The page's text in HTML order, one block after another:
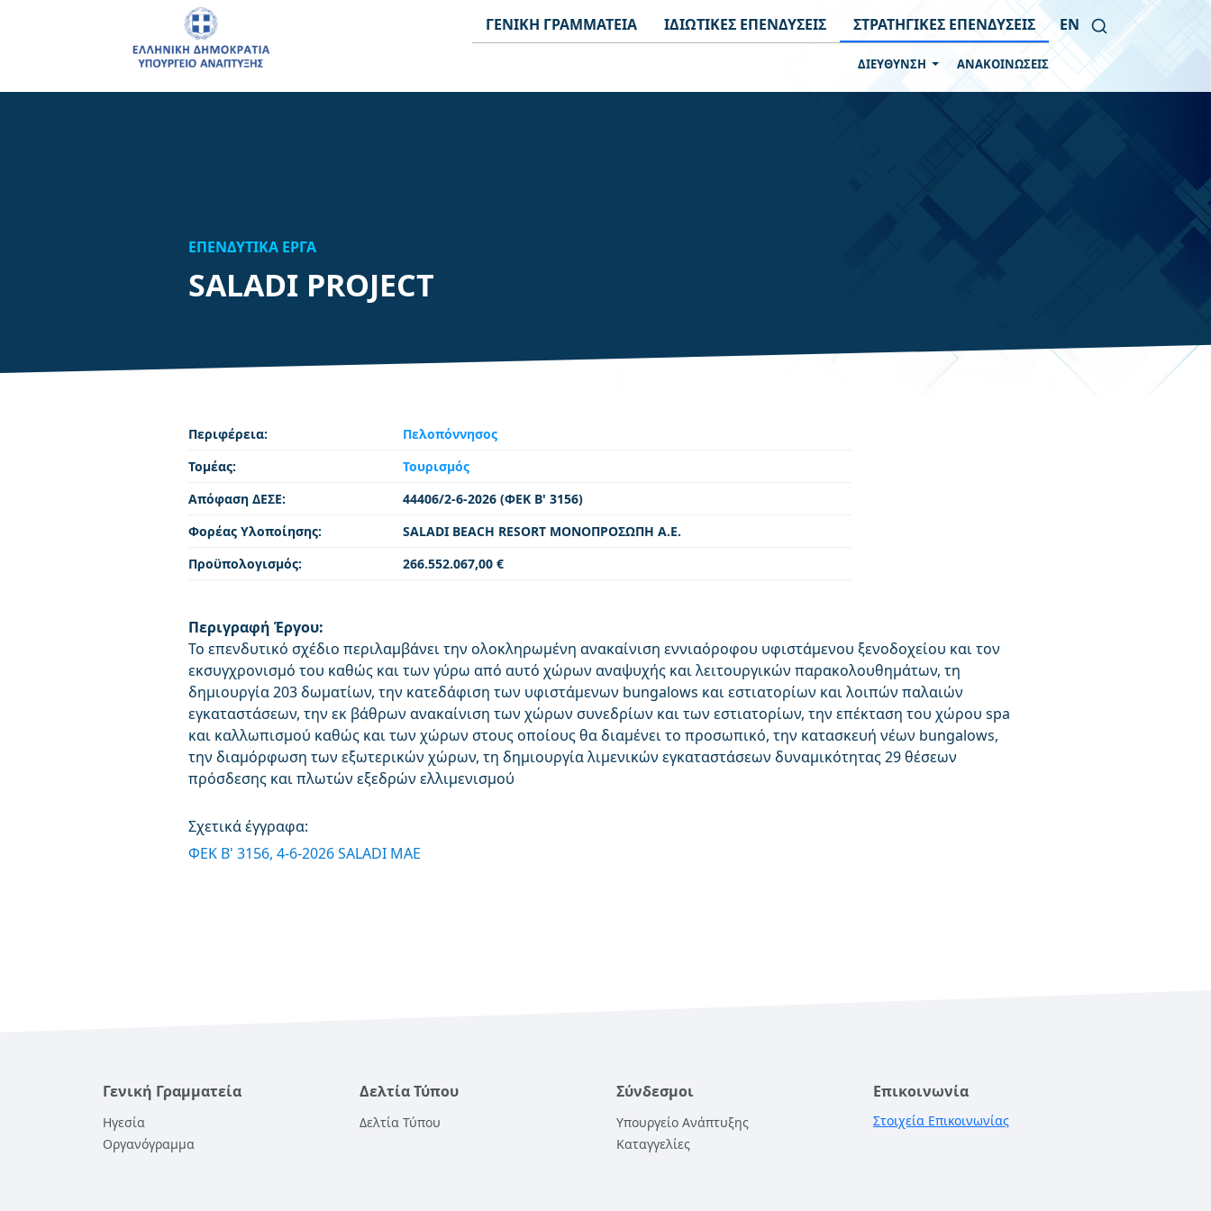
ΓΕΝΙΚΗ ΓΡΑΜΜΑΤΕΙΑ ΙΔΙΩΤΙΚΕΣ ΕΠΕΝΔΥΣΕΙΣ ΣΤΡΑΤΗΓΙΚΕΣ ΕΠΕΝΔΥΣΕΙΣ EN
ΔΙΕΥΘΥΝΣΗ ΑΝΑΚΟΙΝΩΣΕΙΣ
ΕΠΕΝΔΥΤΙΚΑ ΕΡΓΑ
SALADI PROJECT
Περιφέρεια:
Πελοπόννησος
Τομέας:
Τουρισμός
Απόφαση ΔΕΣΕ:
44406/2-6-2026 (ΦΕΚ Β' 3156)
Φορέας Υλοποίησης:
SALADI BEACH RESORT ΜΟΝΟΠΡΟΣΩΠΗ Α.Ε.
Προϋπολογισμός:
266.552.067,00 €
Περιγραφή Έργου:
Το επενδυτικό σχέδιο περιλαμβάνει την ολοκληρωμένη ανακαίνιση εννιαόροφου υφιστάμενου ξενοδοχείου και τον
εκσυγχρονισμό του καθώς και των γύρω από αυτό χώρων αναψυχής και λειτουργικών παρακολουθημάτων, τη
δημιουργία 203 δωματίων, την κατεδάφιση των υφιστάμενων bungalows και εστιατορίων και λοιπών παλαιών
εγκαταστάσεων, την εκ βάθρων ανακαίνιση των χώρων συνεδρίων και των εστιατορίων, την επέκταση του χώρου spa
και καλλωπισμού καθώς και των χώρων στους οποίους θα διαμένει το προσωπικό, την κατασκευή νέων bungalows,
την διαμόρφωση των εξωτερικών χώρων, τη δημιουργία λιμενικών εγκαταστάσεων δυναμικότητας 29 θέσεων
πρόσδεσης και πλωτών εξεδρών ελλιμενισμού
Σχετικά έγγραφα:
ΦΕΚ B' 3156, 4-6-2026 SALADI MAE
Γενική Γραμματεία
Ηγεσία
Οργανόγραμμα
Δελτία Τύπου
Δελτία Τύπου
Σύνδεσμοι
Υπουργείο Ανάπτυξης
Καταγγελίες
Επικοινωνία
Στοιχεία Επικοινωνίας